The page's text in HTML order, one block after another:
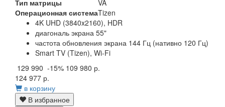
Тип матрицы
VA
Операционная системаTizen
4K UHD (3840x2160), HDR
диагональ экрана 55"
частота обновления экрана 144 Гц (нативно 120 Гц)
Smart TV (Tizen), Wi-Fi
129 990 -15% 109 980 р.
124 977 р.
в корзину
В избранное